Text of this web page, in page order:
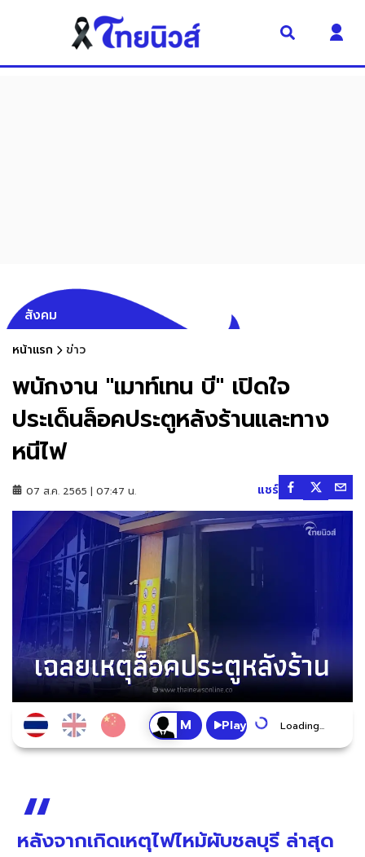
สังคม
หน้าแรก ข่าว
พนักงาน "เมาท์เทน บี" เปิดใจ
ประเด็นล็อคประตูหลังร้านและทาง
หนีไฟ
07 ส.ค. 2565 | 07:47 น. แชร์
Play Loading...
หลังจากเกิดเหตุไฟไหม้ผับชลบุรี ล่าสุด